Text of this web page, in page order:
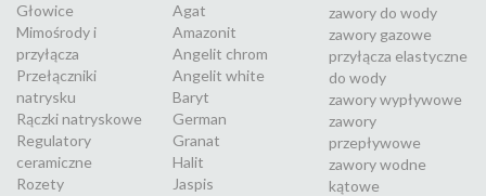
Głowice
Mimośrody i
przyłącza
Przełączniki
natrysku
Rączki natryskowe
Regulatory
ceramiczne
Rozety
Agat
Amazonit
Angelit chrom
Angelit white
Baryt
German
Granat
Halit
Jaspis
zawory do wody
zawory gazowe
przyłącza elastyczne
do wody
zawory wypływowe
zawory
przepływowe
zawory wodne
kątowe